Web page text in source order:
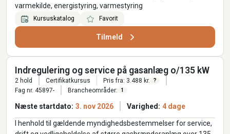
varmekilde, energistyring, varmestyring
Kursuskatalog Favorit
Tilmeld
Indregulering og service på gasanlæg o/135 kW
2 hold Certifikatkursus Pris fra: 3.488 kr. ?
Fag nr. 45897- Brancheområder: 1
Næste startdato: 3. nov 2026 Varighed: 4 dage
I henhold til gældende myndighedsbestemmelser for service,